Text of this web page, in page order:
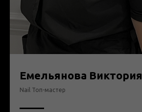
Емельянова Виктория
Nail Топ-мастер